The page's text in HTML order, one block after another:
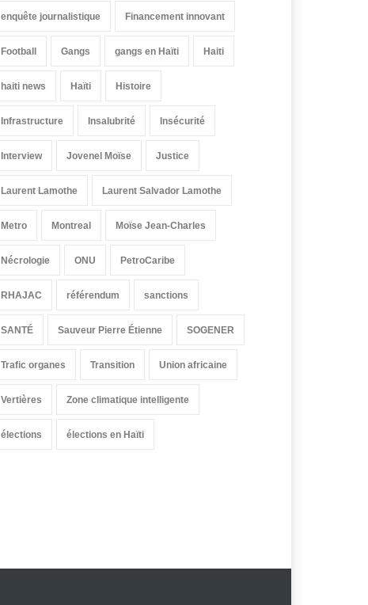
enquête journalistique Financement innovant
Football Gangs gangs en Haïti Haiti
haiti news Haïti Histoire
Infrastructure Insalubrité Insécurité
Interview Jovenel Moïse Justice
Laurent Lamothe Laurent Salvador Lamothe
Metro Montreal Moïse Jean-Charles
Nécrologie ONU PetroCaribe
RHAJAC référendum sanctions
SANTÉ Sauveur Pierre Étienne SOGENER
Trafic organes Transition Union africaine
Vertières Zone climatique intelligente
élections élections en Haïti